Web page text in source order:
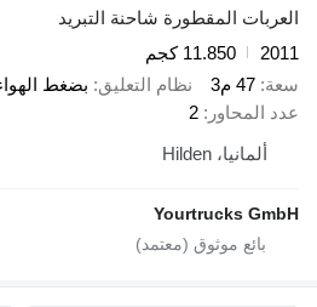
العربات المقطورة شاحنة التبريد
2011
11.850 كجم
سعة 47 م3 نظام التعليق بضغط
عدد المحاور
2
ألمانيا، Hilden
Yourtrucks GmbH